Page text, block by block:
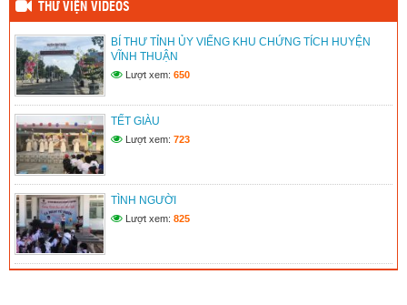
THƯ VIỆN VIDEOS
BÍ THƯ TỈNH ỦY VIẾNG KHU CHỨNG TÍCH HUYỆN
VĨNH THUẬN
Lượt xem: 650
TẾT GIÀU
Lượt xem: 723
TÌNH NGƯỜI
Lượt xem: 825